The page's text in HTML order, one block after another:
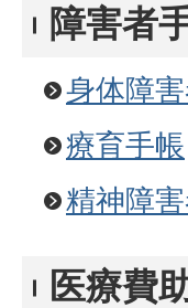
障害者
身体障
療育手帳
精神障
医療費